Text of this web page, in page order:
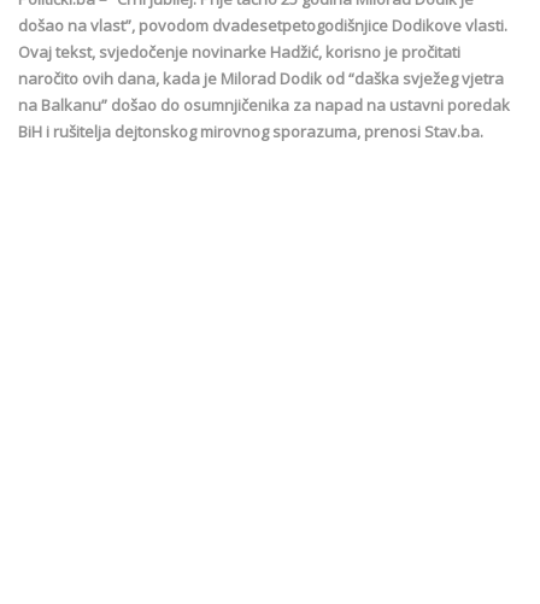
došao na vlast”, povodom dvadesetpetogodišnjice Dodikove vlasti.
Ovaj tekst, svjedočenje novinarke Hadžić, korisno je pročitati
naročito ovih dana, kada je Milorad Dodik od “daška svježeg vjetra
na Balkanu” došao do osumnjičenika za napad na ustavni poredak
BiH i rušitelja dejtonskog mirovnog sporazuma, prenosi Stav.ba.